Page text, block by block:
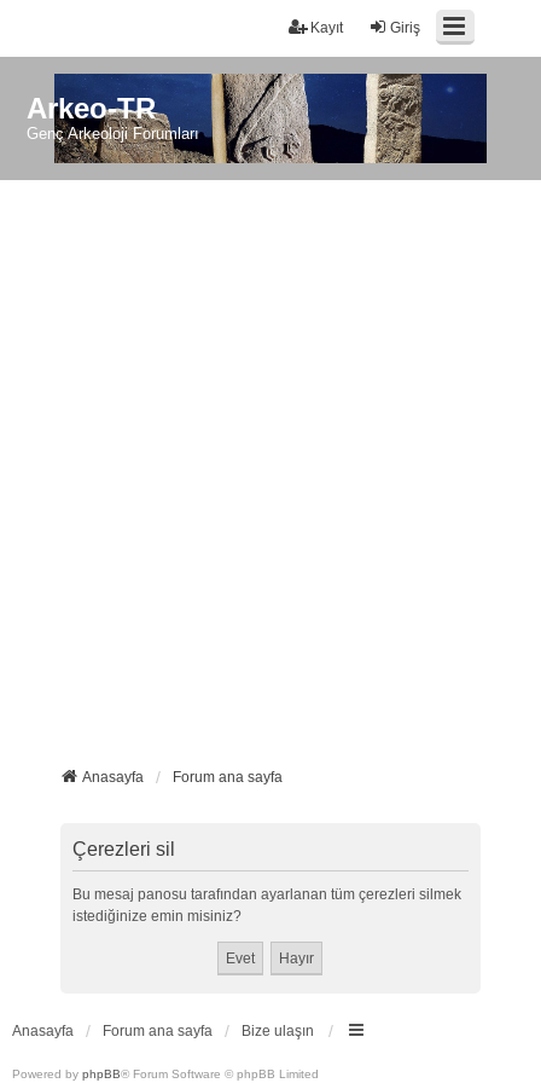
Giriş
Kayıt
Arkeo-TR
Genç Arkeoloji Forumları
Anasayfa Forum ana sayfa
Çerezleri sil
Bu mesaj panosu tarafından ayarlanan tüm çerezleri silmek
istediğinize emin misiniz?
Anasayfa Forum ana sayfa Bize ulaşın
Powered by phpBB® Forum Software © phpBB Limited